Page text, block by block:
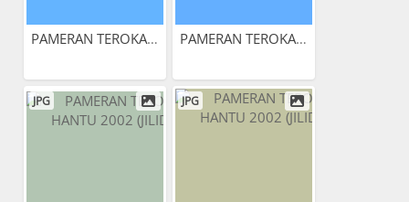
PAMERAN TEROKAI HANTU 2002... PAMERAN TEROKAI HANTU 2002...
JPG JPG